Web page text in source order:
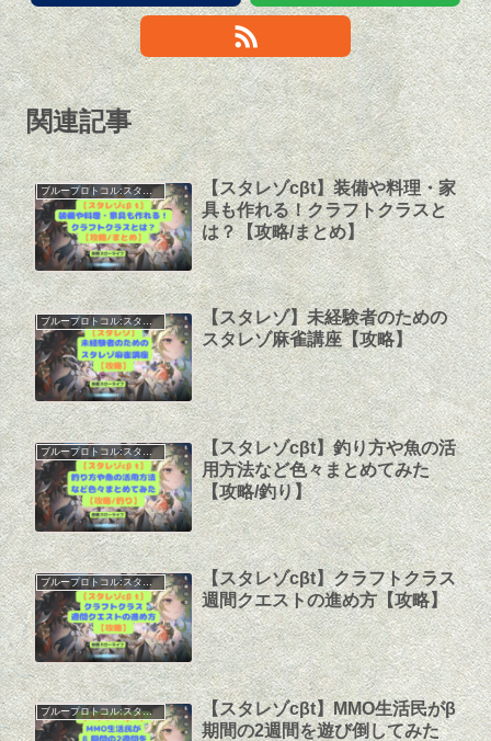
関連記事
ブループロトコル:スターレゾナンス
【スタレゾcβt】装備や料理・家
具も作れる！クラフトクラスと
は？【攻略/まとめ】
ブループロトコル:スターレゾナンス
【スタレゾ】未経験者のための
スタレゾ麻雀講座【攻略】
ブループロトコル:スターレゾナンス
【スタレゾcβt】釣り方や魚の活
用方法など色々まとめてみた
【攻略/釣り】
ブループロトコル:スターレゾナンス
【スタレゾcβt】クラフトクラス
週間クエストの進め方【攻略】
ブループロトコル:スターレゾナンス
【スタレゾcβt】MMO生活民がβ
期間の2週間を遊び倒してみた